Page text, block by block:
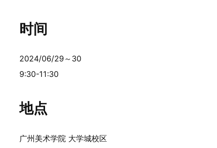
时间
2024/06/29～30
9:30-11:30
地点
广州美术学院 大学城校区